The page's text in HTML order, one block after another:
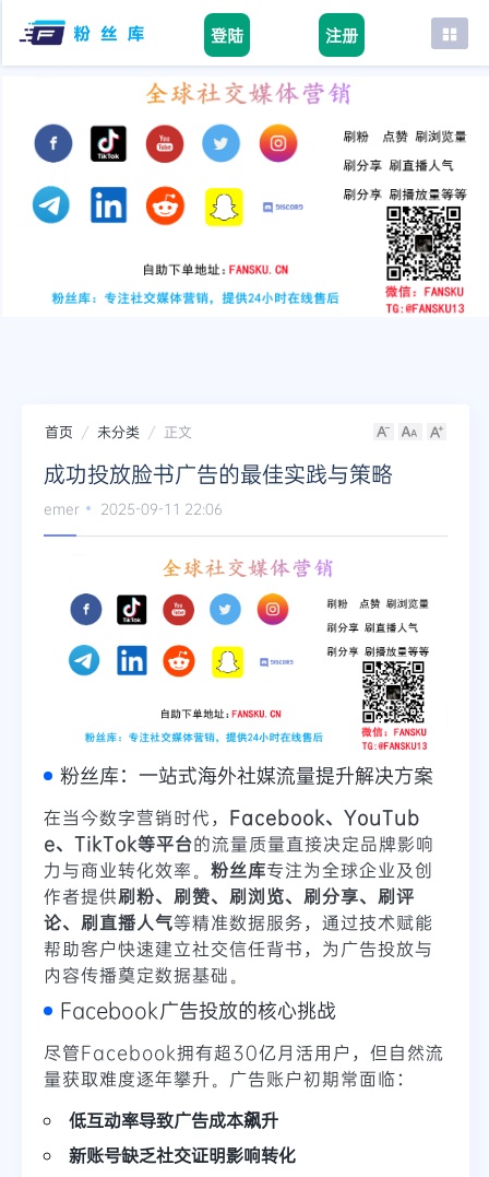
登陆 注册
首页
tiktok
youtube
instagram
首页 未分类 正文
成功投放脸书广告的最佳实践与策略
emer 2025-09-11 22:06
粉丝库：一站式海外社媒流量提升解决方案
在当今数字营销时代， Facebook、YouTub
e、TikTok等平台的流量质量直接决定品牌影响
力与商业转化效率。 粉丝库专注为全球企业及创
作者提供刷粉、刷赞、刷浏览、刷分享、刷评
论、刷直播人气等精准数据服务，通过技术赋能
帮助客户快速建立社交信任背书，为广告投放与
内容传播奠定数据基础。
Facebook广告投放的核心挑战
尽管Facebook拥有超30亿月活用户，但自然流
量获取难度逐年攀升。广告账户初期常面临：
低互动率导致广告成本飙升
新账号缺乏社交证明影响转化